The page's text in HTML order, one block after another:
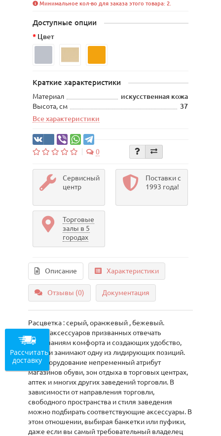
Минимальное кол-во для заказа этого товара: 2.
Доступные опции
Цвет
Краткие характеристики
Материал
искусственная кожа
Высота, см
37
Все характеристики
0
Сервисный
центр
Поставки с
1993 года!
Торговые
залы в 5
городах
Описание Характеристики
Отзывы (0) Документация
Расцветка : серый, оранжевый , бежевый.
Среди аксессуаров призванных отвечать
требованиям комфорта и создающих удобство,
пуфики занимают одну из лидирующих позиций.
Это оборудование непременный атрибут
магазинов обуви, зон отдыха в торговых центрах,
аптек и многих других заведений торговли. В
зависимости от направления торговли,
свободного пространства и стиля заведения
можно подбирать соответствующие аксессуары. В
этом отношении, выбирая банкетки или пуфики,
даже если вы самый требовательный владелец
Рассчитать
доставку